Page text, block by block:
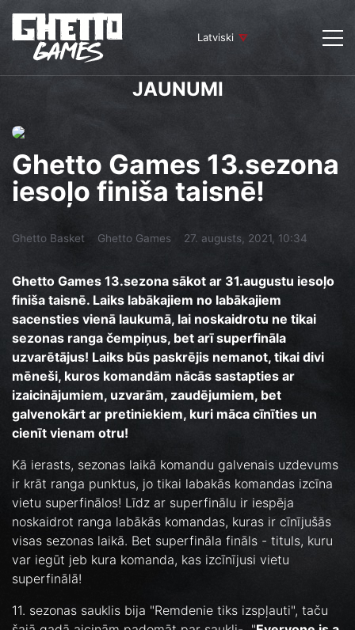
Latviski
JAUNUMI
Ghetto Games 13.sezona
iesoļo finiša taisnē!
Ghetto Basket Ghetto Games 27. augusts, 2021, 10:34
Ghetto Games 13.sezona sākot ar 31.augustu iesoļo
finiša taisnē. Laiks labākajiem no labākajiem
sacensties vienā laukumā, lai noskaidrotu ne tikai
sezonas ranga čempiņus, bet arī superfināla
uzvarētājus! Laiks būs paskrējis nemanot, tikai divi
mēneši, kuros komandām nācās sastapties ar
izaicinājumiem, uzvarām, zaudējumiem, bet
galvenokārt ar pretiniekiem, kuri māca cīnīties un
cienīt vienam otru!
Kā ierasts, sezonas laikā komandu galvenais uzdevums
ir krāt ranga punktus, jo tikai labakās komandas izcīna
vietu superfinālos! Līdz ar superfinālu ir iespēja
noskaidrot ranga labākās komandas, kuras ir cīnījušās
visas sezonas laikā. Bet superfināla fināls - tituls, kuru
var iegūt jeb kura komanda, kas izcīnījusi vietu
superfinālā!
11. sezonas sauklis bija "Remdenie tiks izspļauti", taču